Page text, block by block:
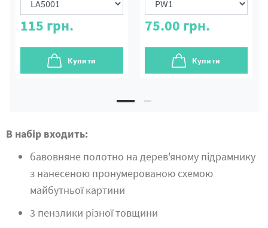
115 грн.
Купити
75.00 грн.
Купити
В набір входить:
бавовняне полотно на дерев'яному підрамнику
з нанесеною пронумерованою схемою
майбутньої картини
3 пензлики різної товщини